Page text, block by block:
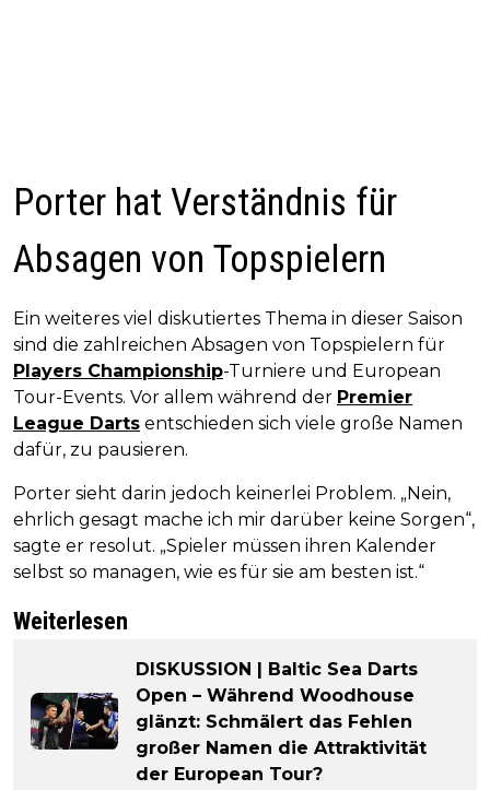
Porter hat Verständnis für
Absagen von Topspielern
Ein weiteres viel diskutiertes Thema in dieser Saison
sind die zahlreichen Absagen von Topspielern für
Players Championship-Turniere und European
Tour-Events. Vor allem während der Premier
League Darts entschieden sich viele große Namen
dafür, zu pausieren.
Porter sieht darin jedoch keinerlei Problem. „Nein,
ehrlich gesagt mache ich mir darüber keine Sorgen“,
sagte er resolut. „Spieler müssen ihren Kalender
selbst so managen, wie es für sie am besten ist.“
Weiterlesen
DISKUSSION | Baltic Sea Darts
Open – Während Woodhouse
glänzt: Schmälert das Fehlen
großer Namen die Attraktivität
der European Tour?